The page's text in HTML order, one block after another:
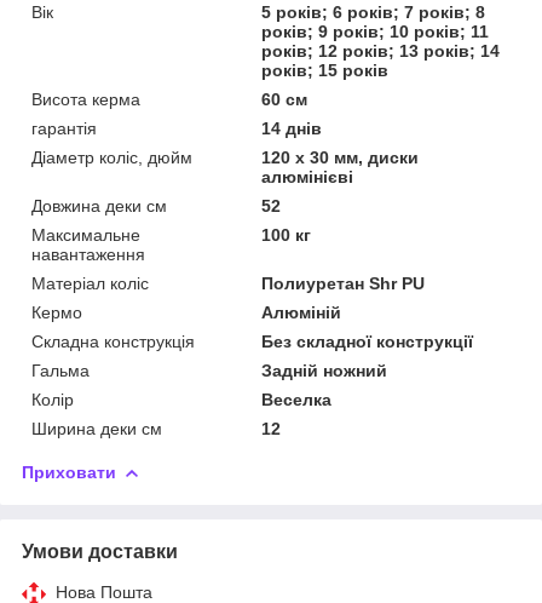
Вік
5 років; 6 років; 7 років; 8
років; 9 років; 10 років; 11
років; 12 років; 13 років; 14
років; 15 років
Висота керма
60 см
гарантія
14 днів
Діаметр коліс, дюйм
120 х 30 мм, диски
алюмінієві
Довжина деки см
52
Максимальне
навантаження
100 кг
Матеріал коліс
Полиуретан Shr PU
Кермо
Алюміній
Складна конструкція
Без складної конструкції
Гальма
Задній ножний
Колір
Веселка
Ширина деки см
12
Приховати
Умови доставки
Нова Пошта